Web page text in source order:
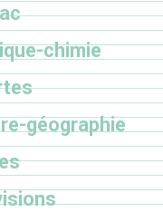
chimie
géographie